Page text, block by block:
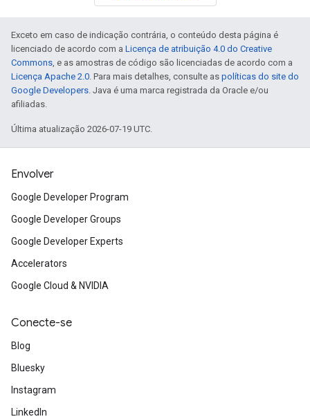
Exceto em caso de indicação contrária, o conteúdo desta página é
licenciado de acordo com a Licença de atribuição 4.0 do Creative
Commons, e as amostras de código são licenciadas de acordo com a
Licença Apache 2.0. Para mais detalhes, consulte as políticas do site do
Google Developers. Java é uma marca registrada da Oracle e/ou
afiliadas.
Última atualização 2026-07-19 UTC.
Envolver
Google Developer Program
Google Developer Groups
Google Developer Experts
Accelerators
Google Cloud & NVIDIA
Conecte-se
Blog
Bluesky
Instagram
LinkedIn